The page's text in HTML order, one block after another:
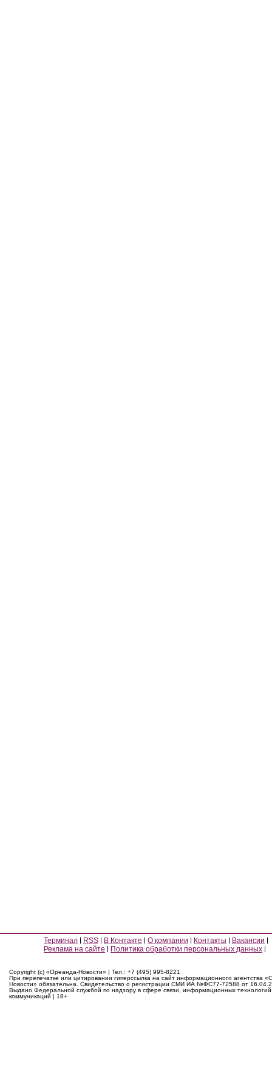
Терминал RSS В Контакте О компании Контакты
Вакансии
Реклама на сайте
Политика обработки персональных данных
Copyright (c) «Ореанда-Новости» | Тел.: +7 (495) 995-8221
При перепечатке или цитировании гиперссылка на сайт информационного агентства
Новости» обязательна. Свидетельство о регистрации СМИ ИА №ФС77-72588 от
Выдано Федеральной службой по надзору в сфере связи, информационных
коммуникаций | 18+